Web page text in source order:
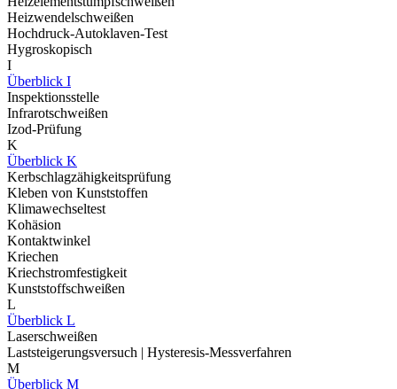
Heizwendelschweißen
Hochdruck-Autoklaven-Test
Hygroskopisch
I
Überblick I
Inspektionsstelle
Infrarotschweißen
Izod-Prüfung
K
Überblick K
Kerbschlagzähigkeitsprüfung
Kleben von Kunststoffen
Klimawechseltest
Kohäsion
Kontaktwinkel
Kriechen
Kriechstromfestigkeit
Kunststoffschweißen
L
Überblick L
Laserschweißen
Laststeigerungsversuch | Hysteresis-Messverfahren
M
Überblick M